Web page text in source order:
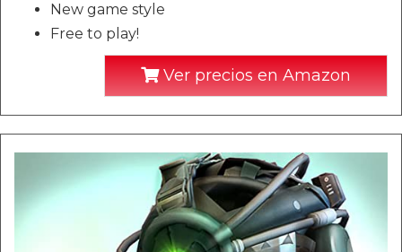
New game style
Free to play!
Ver precios en Amazon